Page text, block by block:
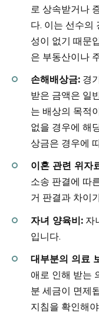
로 상속받거나
다. 이는 선수의
성이 없기 때문
은 부동산이나
손해배상금: 경
받은 금액은 일
는 배상의 목적
없을 경우에 해
상금은 경우에
이혼 관련 위자
소송 판결에 따
거 판결과 차이
자녀 양육비: 자
입니다.
대부분의 의료
애로 인해 받는
분 세금이 면제
지침을 확인해